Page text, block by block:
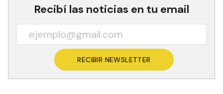
Recibí las noticias en tu email
RECIBIR NEWSLETTER